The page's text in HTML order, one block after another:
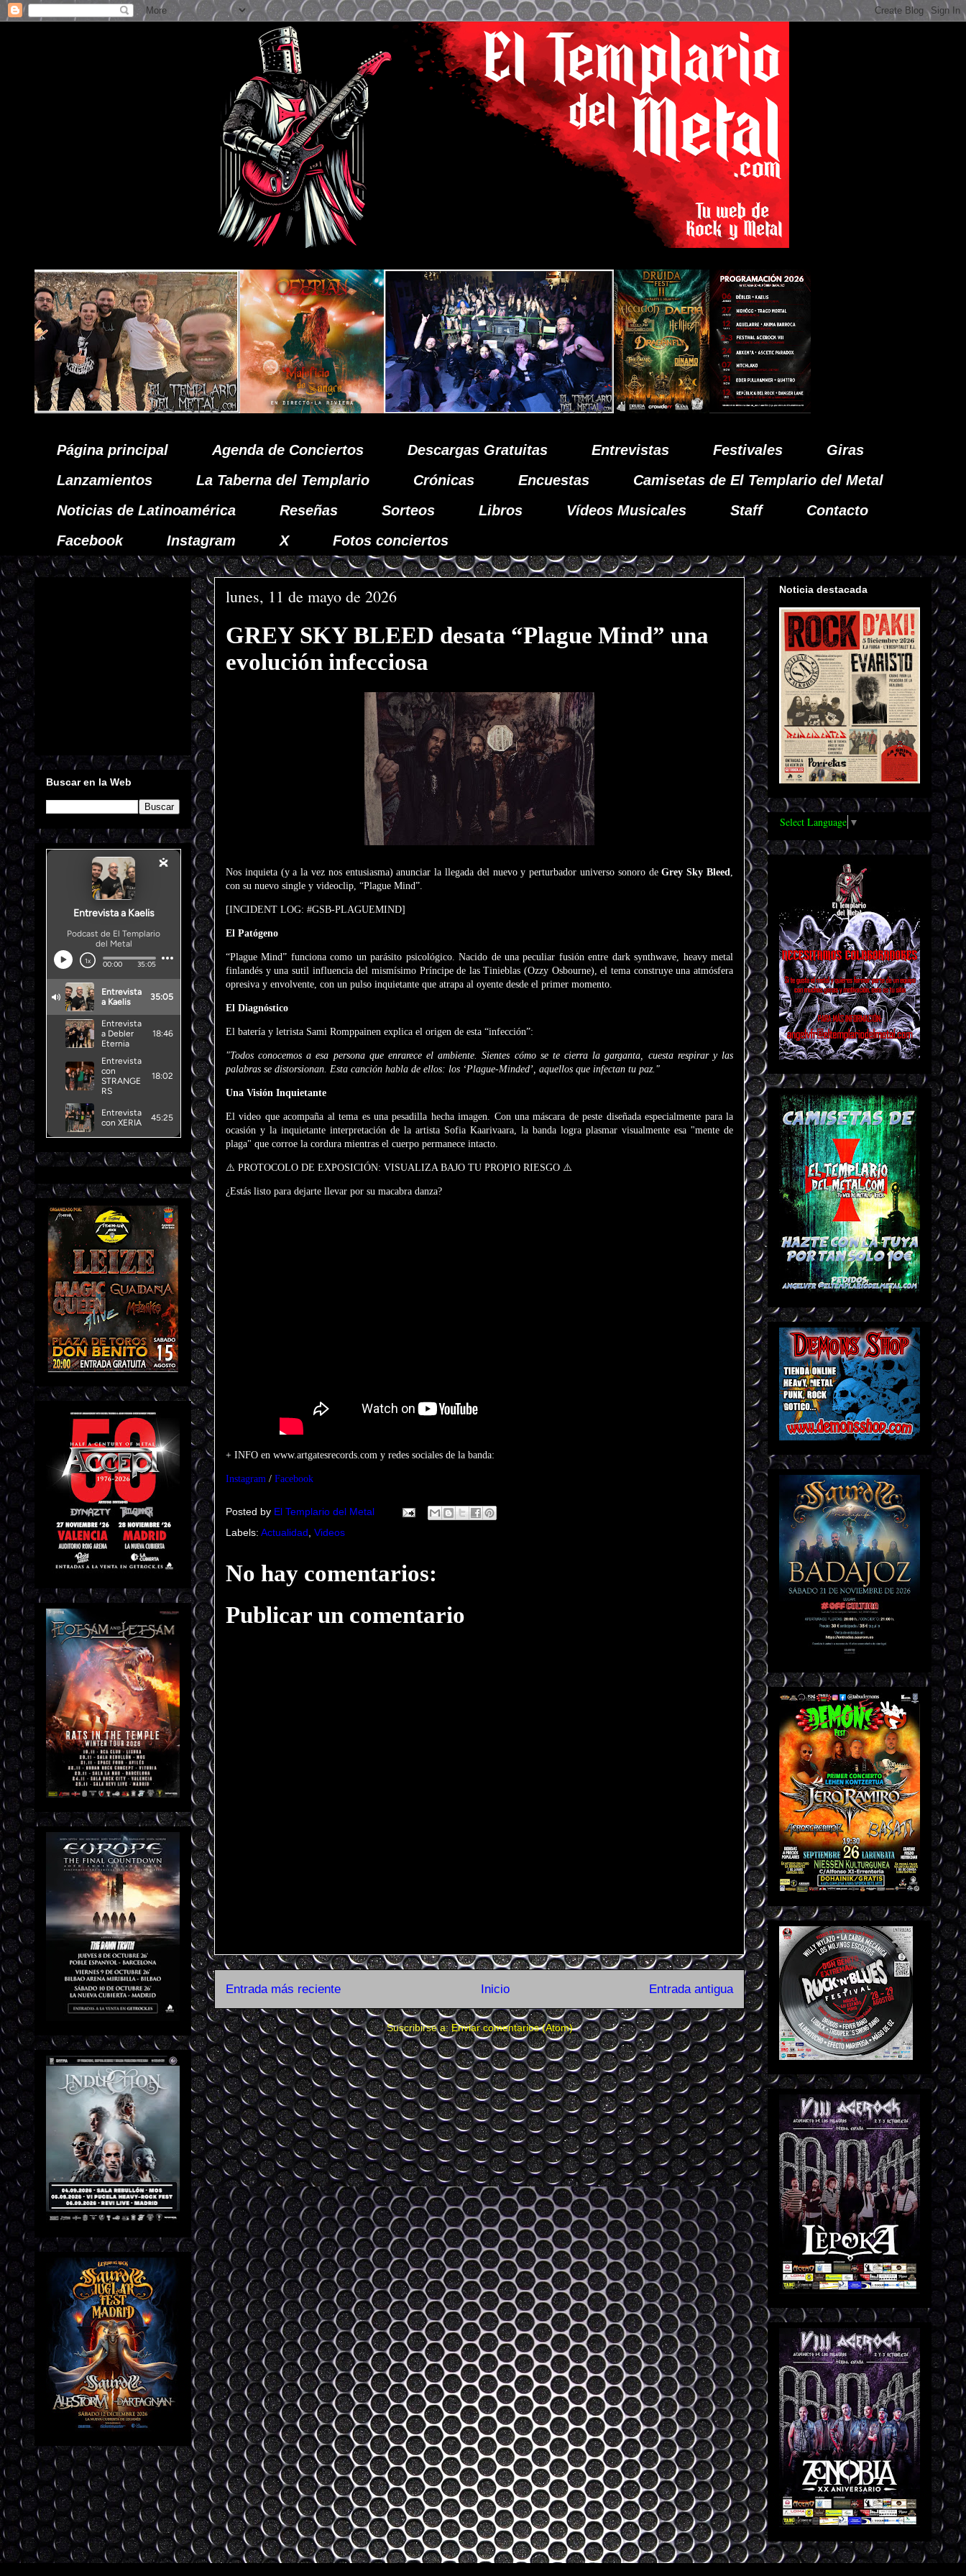
Página principal Agenda de Conciertos Descargas Gratuitas Entrevistas Festivales
Giras
Lanzamientos
La Taberna del Templario Crónicas Encuestas
Camisetas de El Templario del Metal
Noticias de Latinoamérica
Reseñas Sorteos Libros Vídeos Musicales Staff
Contacto
Facebook
Instagram X Fotos conciertos
lunes, 11 de mayo de 2026
GREY SKY BLEED desata “Plague Mind” una
evolución infecciosa
Nos inquieta (y a la vez nos entusiasma) anunciar la llegada del nuevo y perturbador universo sonoro deGrey Sky Bleed,
con su nuevo single y videoclip, “Plague Mind”.
[INCIDENT LOG: #GSB-PLAGUEMIND]
El Patógeno
“Plague Mind” funciona como un parásito psicológico. Nacido de una peculiar fusión entre dark synthwave, heavy metal
finlandés y una sutil influencia del mismísimo Príncipe de las Tinieblas (Ozzy Osbourne), el tema construye una atmósfera
opresiva y envolvente, con un pulso inquietante que atrapa al oyente desde el primer momento.
El Diagnóstico
El batería y letrista Sami Romppainen explica el origen de esta “infección”:
"Todos conocemos a esa persona que enrarece el ambiente. Sientes cómo se te cierra la garganta, cuesta respirar y las
palabras se distorsionan. Esta canción habla de ellos: los ‘Plague-Minded’, aquellos que infectan tu paz."
Una Visión Inquietante
El video que acompaña al tema es una pesadilla hecha imagen. Con una máscara de peste diseñada especialmente para la
ocasión y la inquietante interpretación de la artista Sofia Kaarivaara, la banda logra plasmar visualmente esa "mente de
plaga" que corroe la cordura mientras el cuerpo permanece intacto.
⚠️ PROTOCOLO DE EXPOSICIÓN: VISUALIZA BAJO TU PROPIO RIESGO ⚠️
¿Estás listo para dejarte llevar por su macabra danza?
+ INFO en www.artgatesrecords.com y redes sociales de la banda:
Instagram / Facebook
Posted by El Templario del Metal
Labels: Actualidad Videos
No hay comentarios:
Publicar un comentario
Entrada más reciente Entrada antigua
Inicio
Suscribirse a:Enviar comentarios (Atom)
Buscar en la Web
Noticia destacada
Select Language ▼